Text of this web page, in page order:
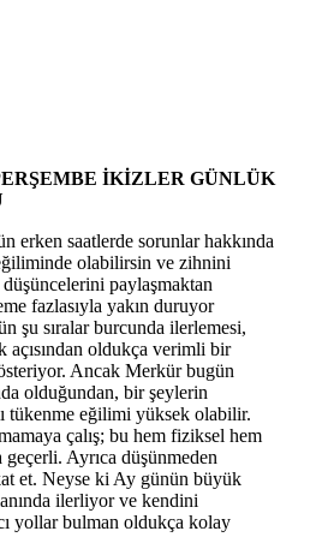
İKİZLER GÜNLÜK
erken saatlerde sorunlar hakkında
olabilirsin ve zihnini
paylaşmaktan
fazlasıyla yakın duruyor
şu sıralar burcunda ilerlemesi,
oldukça verimli bir
Ancak Merkür bugün
olduğundan, bir şeylerin
tükenme eğilimi yüksek olabilir.
çalış; bu hem fiziksel hem
Ayrıca düşünmeden
et. Neyse ki Ay günün büyük
ilerliyor ve kendini
yollar bulman oldukça kolay